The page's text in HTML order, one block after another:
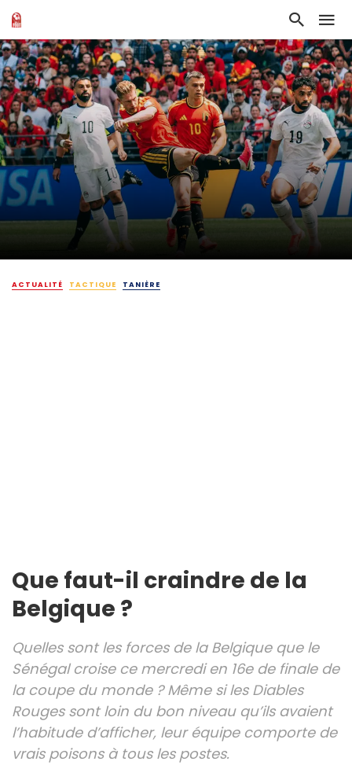
ACTUALITÉ TACTIQUE TANIÈRE
Que faut-il craindre de la
Belgique ?
Quelles sont les forces de la Belgique que le
Sénégal croise ce mercredi en 16e de finale de
la coupe du monde ? Même si les Diables
Rouges sont loin du bon niveau qu’ils avaient
l’habitude d’afficher, leur équipe comporte de
vrais poisons à tous les postes.